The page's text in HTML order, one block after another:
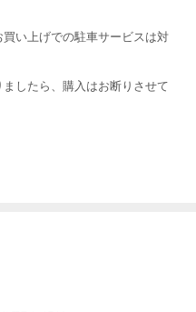
い上げでの駐車サービスは対
したら、購入はお断りさせて